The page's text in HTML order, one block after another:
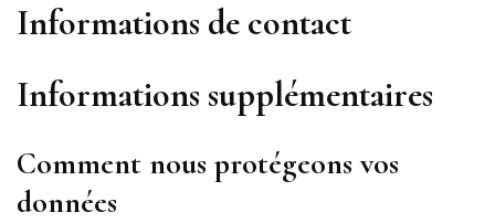
Informations de contact
Informations supplémentaires
Comment nous protégeons vos
données